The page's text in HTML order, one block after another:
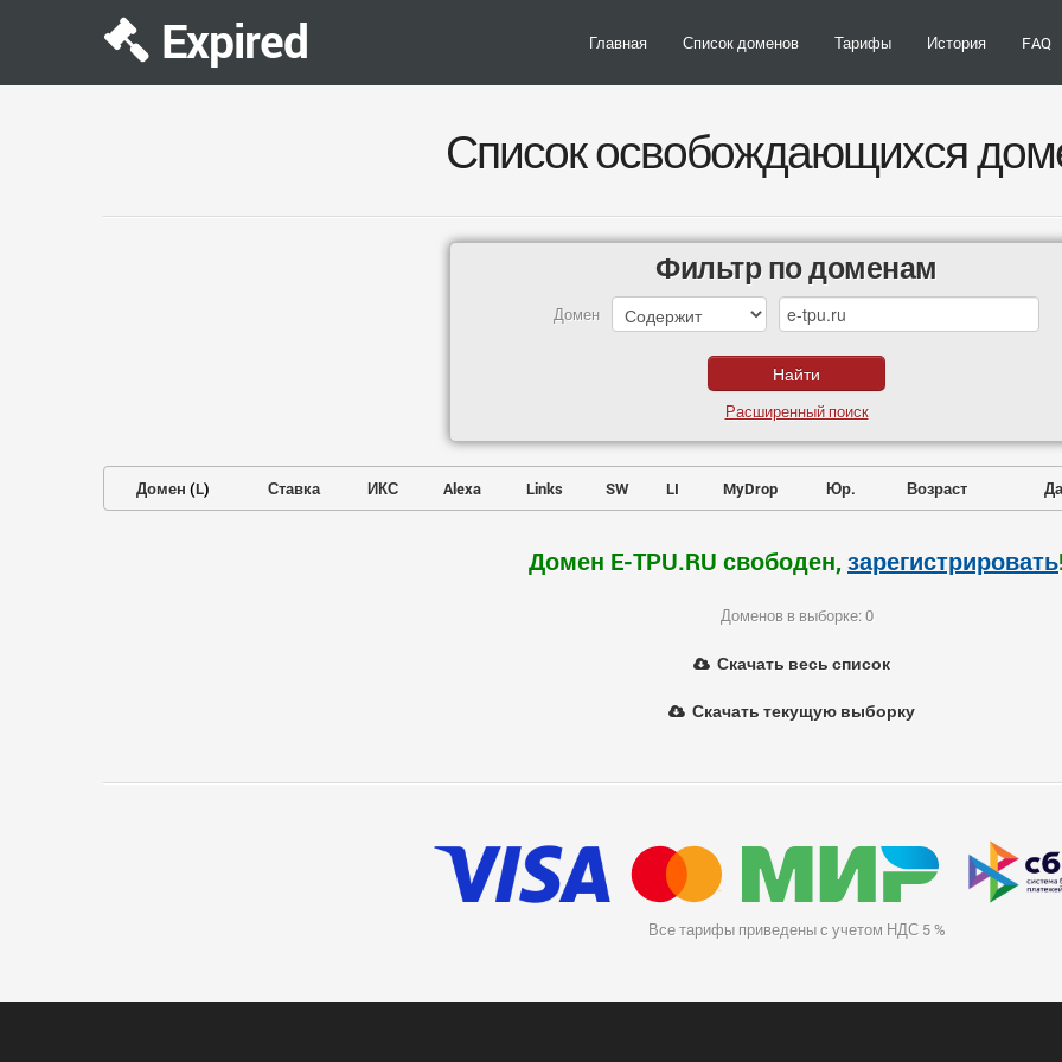
Expired Главная Список доменов Тарифы История FAQ
Список освобождающихся
Фильтр по доменам
Домен
Расширенный поиск
Домен (L) Ставка ИКС Alexa Links SW LI MyDrop Юр. Возраст
Домен E-TPU.RU свободен, зарегистрировать
Доменов в выборке: 0
Скачать весь список
Скачать текущую выборку
Все тарифы приведены с учетом НДС 5 %